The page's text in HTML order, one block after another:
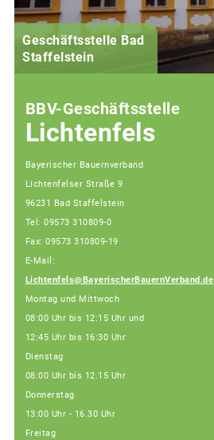
Geschäftsstelle Bad
Staffelstein
BBV-Geschäftsstelle
Lichtenfels
Bayerischer Bauernverband
Lichtenfelser Straße 9
96231 Bad Staffelstein
Tel: 09573 310809-0
Fax: 09573 310809-19
E-Mail:
Lichtenfels@BayerischerBauernVerband.de
Montag und Mittwoch
08:00 Uhr bis 12:15 Uhr und
12:45 Uhr bis 16:30 Uhr
Dienstag
08:00 Uhr bis 12.15 Uhr
Donnerstag
13:00 Uhr - 16.30 Uhr
Freitag